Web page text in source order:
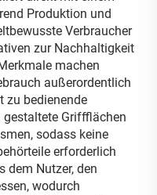
Produktion und
Verbraucher
zur Nachhaltigkeit
machen
außerordentlich
zu bedienende
Griffflächen
sodass keine
erforderlich
dem Nutzer, den
wodurch